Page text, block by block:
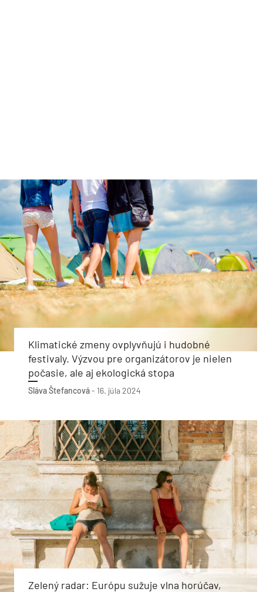
Klimatické zmeny ovplyvňujú i hudobné
festivaly. Výzvou pre organizátorov je nielen
počasie, ale aj ekologická stopa
Sláva Štefancová- 16. júla 2024
Zelený radar: Európu sužuje vlna horúčav,